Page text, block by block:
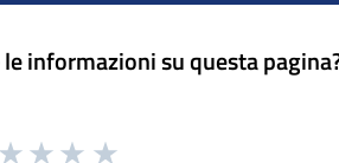
informazioni su questa